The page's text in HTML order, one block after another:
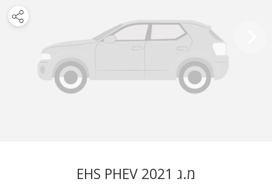
מ.ג EHS PHEV 2021